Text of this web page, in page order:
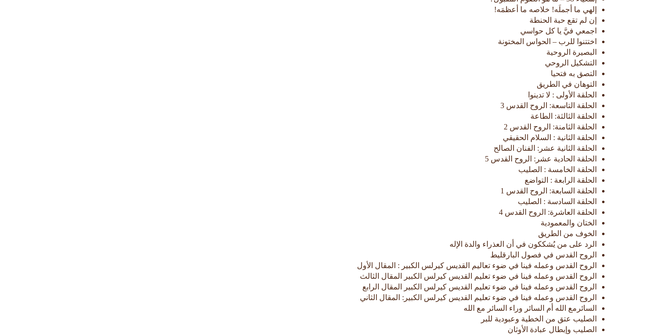
إلهي ما أجملَه! خلاصه ما أعظمَه!
إن لم تقع حبة الحنطة
اجمعي فيَّ يا كل حواسي
اختتنوا للرب – الحواس المختونة
البصيرة الروحية
التشكيل الروحي
التصق به فتحيا
التوهان في الطريق
الحلقة الأولى : لا تدينوا
الحلقة التاسعة: الروح القدس 3
الحلقة الثالثة: الطاعة
الحلقة الثامنة: الروح القدس 2
الحلقة الثانية : السلام الحقيقي
الحلقة الثانية عشر: الفنان الصالح
الحلقة الحادية عشر: الروح القدس 5
الحلقة الخامسة : الصليب
الحلقة الرابعة : التواضع
الحلقة السابعة: الروح القدس 1
الحلقة السادسة : الصليب
الحلقة العاشرة: الروح القدس 4
الختان والمعمودية
الخوف من الطريق
الرد على من يُشككون في أن العذراء والدة الإله
الروح القدس في فصول البارقليط
الروح القدس وعمله فينا في ضوء تعاليم القديس كيرلس الكبير : المقال الأول
الروح القدس وعمله فينا في ضوء تعليم القديس كيرلس الكبير المقال الثالث
الروح القدس وعمله فينا في ضوء تعليم القديس كيرلس الكبير المقال الرابع
الروح القدس وعمله فينا في ضوء تعليم القديس كيرلس الكبير: المقال الثاني
السائرمع الله أم السائر وراء السائر مع الله
الصليب عتق من الخطية وعبودية للبر
الصليب وإبطال عبادة الأوثان